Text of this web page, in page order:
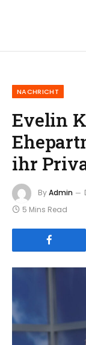
NACHRICHT
Evelin
ihr
ByAdmin
5 Mins Read